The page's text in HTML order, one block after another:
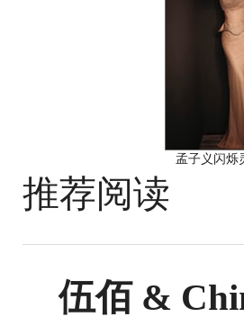
孟子义闪烁
推荐阅读
伍佰 &